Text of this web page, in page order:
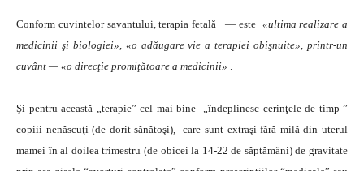
Conform cuvintelor savantului, terapia fetală — este «ultima realizare a
medicinii şi biologiei», «o adăugare vie a terapiei obişnuite», printr-un
cuvânt — «o direcţie promiţătoare a medicinii» .
Şi pentru această „terapie” cel mai bine „îndeplinesc cerinţele de timp ”
copiii nenăscuţi (de dorit sănătoşi), care sunt extraşi fără milă din uterul
mamei în al doilea trimestru (de obicei la 14-22 de săptămâni) de gravitate